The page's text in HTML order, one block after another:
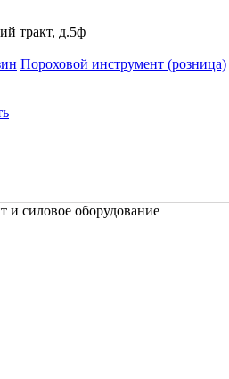
тракт, д.5ф
Пороховой инструмент (розница)
силовое оборудование